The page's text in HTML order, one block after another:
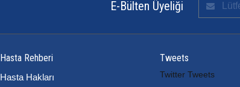
E-Bülten Üyeliği
Hasta Rehberi
Hasta Hakları
Tweets
Twitter Tweets